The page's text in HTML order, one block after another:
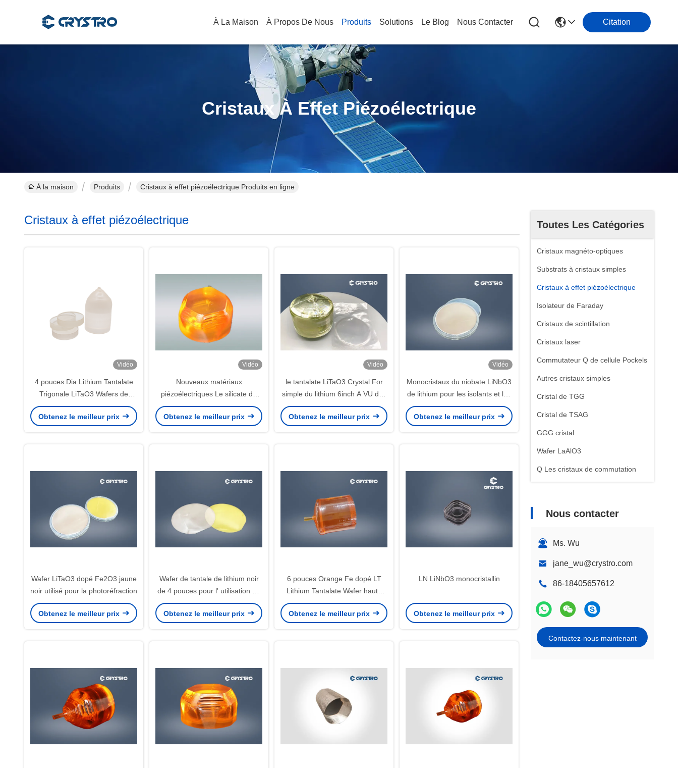
À La Maison À Propos De Nous Produits Solutions Le Blog Nous Contacter Citation
Cristaux À Effet Piézoélectrique
À la maison Produits Cristaux à effet piézoélectrique Produits en ligne
Toutes Les Catégories
Cristaux magnéto-optiques
Substrats à cristaux simples
Cristaux à effet piézoélectrique
Isolateur de Faraday
Cristaux de scintillation
Cristaux laser
Commutateur Q de cellule Pockels
Autres cristaux simples
Cristal de TGG
Cristal de TSAG
GGG cristal
Wafer LaAlO3
Q Les cristaux de commutation
Nous contacter
Ms. Wu
jane_wu@crystro.com
86-18405657612
Contactez-nous maintenant
Cristaux à effet piézoélectrique
Vidéo
4 pouces Dia Lithium Tantalate
Trigonale LiTaO3 Wafers de
cristal pour les appareils E-O
Obtenez le meilleur prix
Vidéo
Nouveaux matériaux
piézoélectriques Le silicate de
lanthane et de gallium est connu
sous le nom de cristal de
Obtenez le meilleur prix
Vidéo
le tantalate LiTaO3 Crystal For
simple du lithium 6inch A VU des
filtres
Obtenez le meilleur prix
Vidéo
Monocristaux du niobate LiNbO3
de lithium pour les isolants et les
circulateurs optiques de fibre
Obtenez le meilleur prix
Wafer LiTaO3 dopé Fe2O3 jaune
noir utilisé pour la photoréfraction
Obtenez le meilleur prix
Wafer de tantale de lithium noir
de 4 pouces pour l' utilisation de
SAW
Obtenez le meilleur prix
6 pouces Orange Fe dopé LT
Lithium Tantalate Wafer haute
densité
Obtenez le meilleur prix
LN LiNbO3 monocristallin
Obtenez le meilleur prix